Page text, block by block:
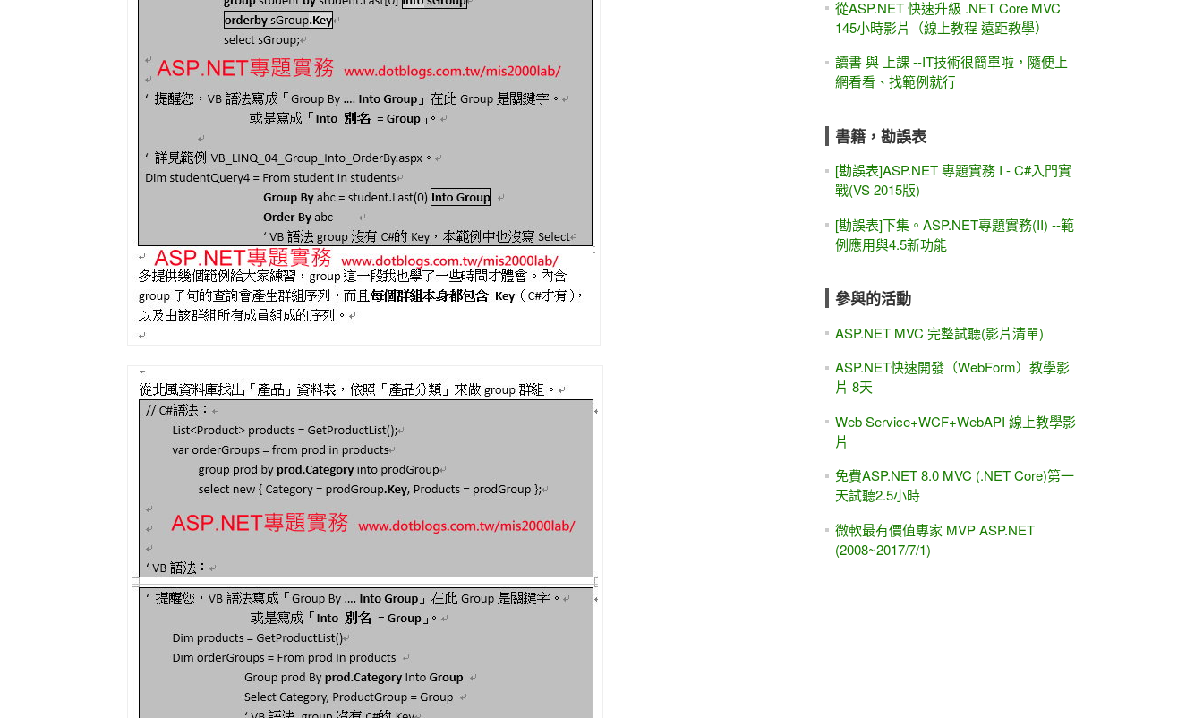
從ASP.NET 快速升級 .NET Core MVC
145小時影片（線上教程 遠距教學）
讀書 與 上課 --IT技術很簡單啦，隨便上
網看看、找範例就行
書籍，勘誤表
[勘誤表]ASP.NET 專題實務 I - C#入門實
戰(VS 2015版)
[勘誤表]下集。ASP.NET專題實務(II) --範
例應用與4.5新功能
參與的活動
ASP.NET MVC 完整試聽(影片清單)
ASP.NET快速開發（WebForm）教學影
片 8天
Web Service+WCF+WebAPI 線上教學影
片
免費ASP.NET 8.0 MVC (.NET Core)第一
天試聽2.5小時
微軟最有價值專家 MVP ASP.NET
(2008~2017/7/1)